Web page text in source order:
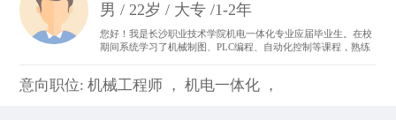
男 / 22岁 / 大专 /1-2年
您好！我是长沙职业技术学院机电一体化专业应届毕业生。在校
期间系统学习了机械制图、PLC编程、自动化控制等课程，熟练
验。我善于团队协作，动手能力强，对工业自动化领域充满热情
意向职位: 机械工程师 ， 机电一体化 ，